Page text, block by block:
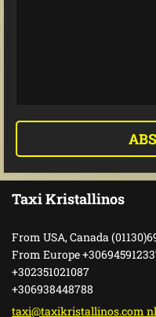
Taxi Kristallinos
From USA, Canada
From Europe
+302351021087
+306938448788
taxi@taxikristallinos.com